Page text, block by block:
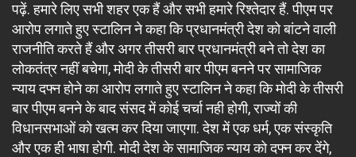
पढ़ें. हमारे लिए सभी शहर एक हैं और सभी हमारे रिश्तेदार हैं. पीएम पर
आरोप लगाते हुए स्टालिन ने कहा कि प्रधानमंत्री देश को बांटने वाली
राजनीति करते हैं और अगर तीसरी बार प्रधानमंत्री बने तो देश का
लोकतंत्र नहीं बचेगा, मोदी के तीसरी बार पीएम बनने पर सामाजिक
न्याय दफ्न होने का आरोप लगाते हुए स्टालिन ने कहा कि मोदी के तीसरी
बार पीएम बनने के बाद संसद में कोई चर्चा नही होगी, राज्यों की
विधानसभाओं को खत्म कर दिया जाएगा. देश में एक धर्म, एक संस्कृति
और एक ही भाषा होगी. मोदी देश के सामाजिक न्याय को दफ्न कर देंगे,